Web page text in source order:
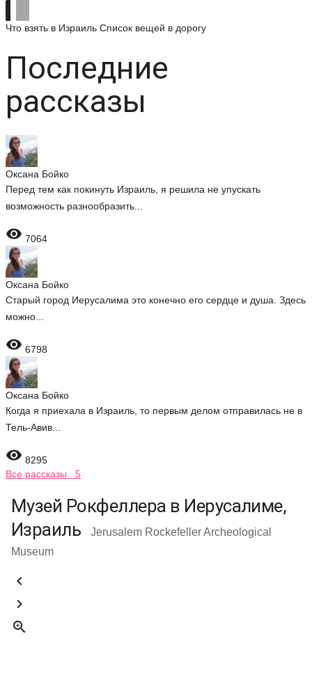
Что взять в Израиль Список вещей в дорогу
Последние
рассказы
Оксана Бойко
Перед тем как покинуть Израиль, я решила не упускать
возможность разнообразить...
 7064
Оксана Бойко
Старый город Иерусалима это конечно его сердце и душа. Здесь
можно...
 6798
Оксана Бойко
Когда я приехала в Израиль, то первым делом отправилась не в
Тель-Авив...
 8295
Все рассказы 5
Музей Рокфеллера в Иерусалиме,
Израиль
Jerusalem Rockefeller Archeological
Museum


